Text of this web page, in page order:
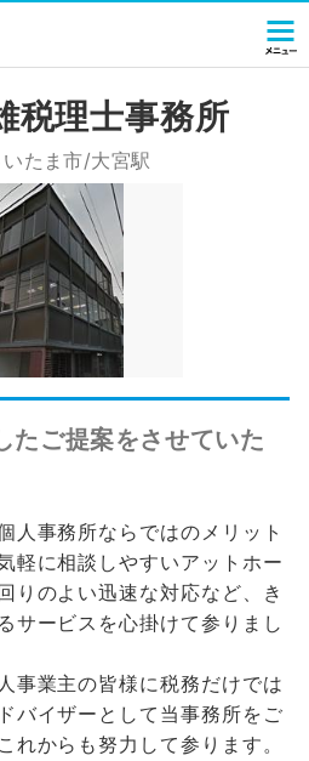
税理士事務所
たま市/大宮駅
たご提案をさせていた
人事務所ならではのメリット
軽に相談しやすいアットホー
りのよい迅速な対応など、き
サービスを心掛けて参りまし
事業主の皆様に税務だけでは
バイザーとして当事務所をご
れからも努力して参ります。